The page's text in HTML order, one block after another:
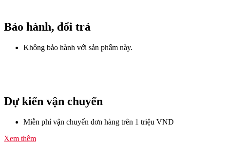
Bảo hành, đổi trả
Không bảo hành với sản phẩm này.
Dự kiến vận chuyển
Miễn phí vận chuyển đơn hàng trên 1 triệu VND
Xem thêm